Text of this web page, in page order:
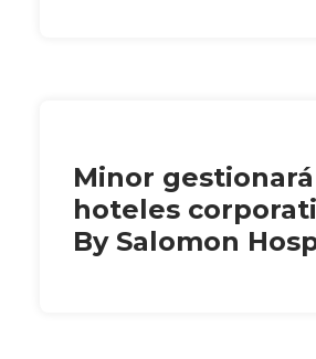
Minor
hoteles
By Salomon